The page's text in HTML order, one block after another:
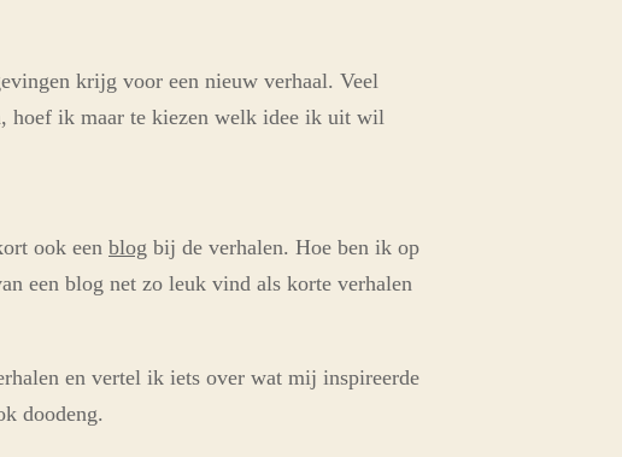
krijg voor een nieuw verhaal. Veel
hoef ik maar te kiezen welk idee ik uit wil
ook een blog bij de verhalen. Hoe ben ik op
een blog net zo leuk vind als korte verhalen
en vertel ik iets over wat mij inspireerde
doodeng.